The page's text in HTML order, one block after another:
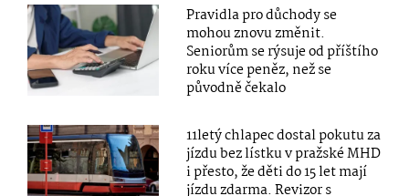
Pravidla pro důchody se
mohou znovu změnit.
Seniorům se rýsuje od příštího
roku více peněz, než se
původně čekalo
11letý chlapec dostal pokutu za
jízdu bez lístku v pražské MHD
i přesto, že děti do 15 let mají
jízdu zdarma. Revizor s